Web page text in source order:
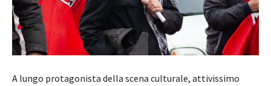
A lungo protagonista della scena culturale, attivissimo